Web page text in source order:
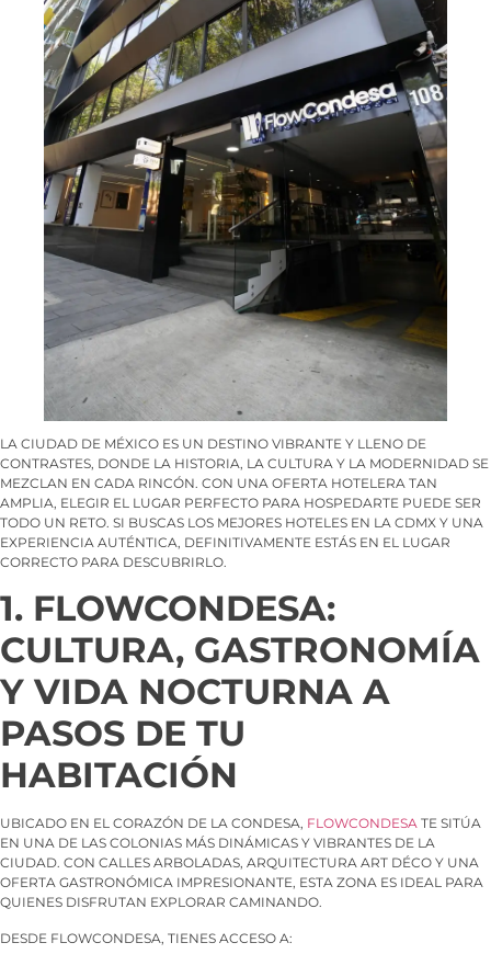
LA CIUDAD DE MÉXICO ES UN DESTINO VIBRANTE Y LLENO DE
CONTRASTES, DONDE LA HISTORIA, LA CULTURA Y LA MODERNIDAD SE
MEZCLAN EN CADA RINCÓN. CON UNA OFERTA HOTELERA TAN
AMPLIA, ELEGIR EL LUGAR PERFECTO PARA HOSPEDARTE PUEDE SER
TODO UN RETO. SI BUSCAS LOS MEJORES HOTELES EN LA CDMX Y UNA
EXPERIENCIA AUTÉNTICA, DEFINITIVAMENTE ESTÁS EN EL LUGAR
CORRECTO PARA DESCUBRIRLO.
1. FLOWCONDESA:
CULTURA, GASTRONOMÍA
Y VIDA NOCTURNA A
PASOS DE TU
HABITACIÓN
UBICADO EN EL CORAZÓN DE LA CONDESA, FLOWCONDESA TE SITÚA
EN UNA DE LAS COLONIAS MÁS DINÁMICAS Y VIBRANTES DE LA
CIUDAD. CON CALLES ARBOLADAS, ARQUITECTURA ART DÉCO Y UNA
OFERTA GASTRONÓMICA IMPRESIONANTE, ESTA ZONA ES IDEAL PARA
QUIENES DISFRUTAN EXPLORAR CAMINANDO.
DESDE FLOWCONDESA, TIENES ACCESO A: